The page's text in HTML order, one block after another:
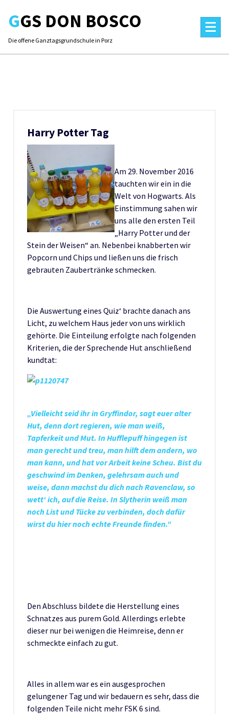
contentGGS DON BOSCO
Die offene Ganztagsgrundschule in Porz
Harry Potter Tag
Am 29. November 2016
tauchten wir ein in die
Welt von Hogwarts. Als
Einstimmung sahen wir
uns alle den ersten Teil
„Harry Potter und der
Stein der Weisen“ an. Nebenbei knabberten wir
Popcorn und Chips und ließen uns die frisch
gebrauten Zaubertränke schmecken.
Die Auswertung eines Quiz‘ brachte danach ans
Licht, zu welchem Haus jeder von uns wirklich
gehörte. Die Einteilung erfolgte nach folgenden
Kriterien, die der Sprechende Hut anschließend
kundtat:
„Vielleicht seid ihr in Gryffindor, sagt euer alter
Hut, denn dort regieren, wie man weiß,
Tapferkeit und Mut. In Hufflepuff hingegen ist
man gerecht und treu, man hilft dem andern, wo
man kann, und hat vor Arbeit keine Scheu. Bist du
geschwind im Denken, gelehrsam auch und
weise, dann machst du dich nach Ravenclaw, so
wett‘ ich, auf die Reise. In Slytherin weiß man
noch List und Tücke zu verbinden, doch dafür
wirst du hier noch echte Freunde finden.“
Den Abschluss bildete die Herstellung eines
Schnatzes aus purem Gold. Allerdings erlebte
dieser nur bei wenigen die Heimreise, denn er
schmeckte einfach zu gut.
Alles in allem war es ein ausgesprochen
gelungener Tag und wir bedauern es sehr, dass die
folgenden Teile nicht mehr FSK 6 sind.